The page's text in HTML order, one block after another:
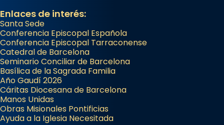
Semproniana (“relatiu a Semprònia =
eterna”) són deixebles seves. I l’any 1667, el
frare Joan Gaspar Roig, afirma en una obra
que les santes són filles de l’antiga Iluro.
Mataró en reivindicarà les relíq
...Ver más
Foto
View on Facebook
Enlaces de interés:
Santa Sede
Conferencia Episcopal Española
Conferencia Episcopal Tarraconense
Catedral de Barcelona
Seminario Conciliar de Barcelona
Basílica de la Sagrada Familia
Año Gaudí 2026
Cáritas Diocesana de Barcelona
Manos Unidas
Obras Misionales Pontificias
Ayuda a la Iglesia Necesitada